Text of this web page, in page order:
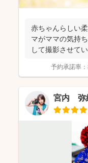
赤ちゃんらしい
マがママの気持
して撮影させて
予約承諾率：
宮内 弥